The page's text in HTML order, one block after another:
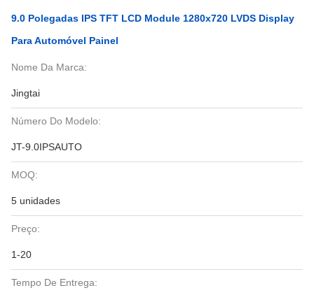
9.0 Polegadas IPS TFT LCD Module 1280x720 LVDS Display
Para Automóvel Painel
Nome Da Marca:
Jingtai
Número Do Modelo:
JT-9.0IPSAUTO
MOQ:
5 unidades
Preço:
1-20
Tempo De Entrega: